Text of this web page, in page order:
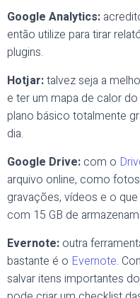
Google Analytics:
então utilize para tirar
plugins.
Hotjar:talvez seja a
e ter um mapa de calor do
plano básico totalmente
dia.
Google Drive: com o
arquivo online, como
gravações, vídeos e o
com 15 GB de
Evernote: outra
bastante é o Evernote.
salvar itens importantes